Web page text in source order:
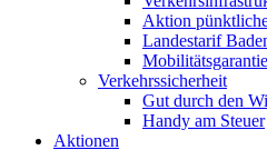
Aktion
Landestarif
Mobilitätsgarantie
Verkehrssicherheit
Gut durch den
Handy am Steuer
Aktionen